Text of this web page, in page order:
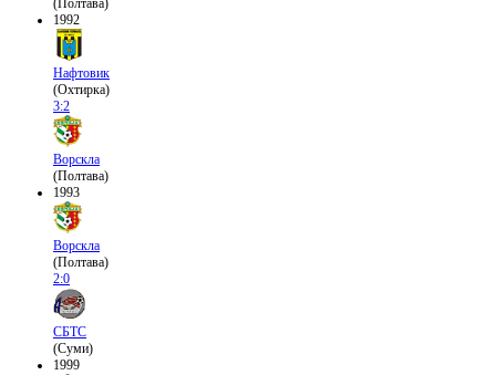
(Полтава)
1992
Нафтовик
(Охтирка)
3:2
Ворскла
(Полтава)
1993
Ворскла
(Полтава)
2:0
СБТС
(Суми)
1999